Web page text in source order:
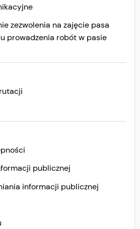
zezwolenia na zajęcie pasa
prowadzenia robót w pasie
publicznej
informacji publicznej